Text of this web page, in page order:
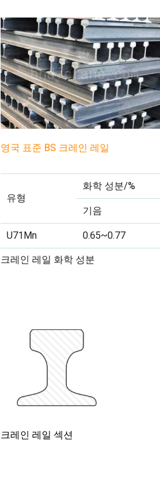
영국 표준 BS 크레인 레일
유형
화학 성분/%
기음
U71Mn
0.65~0.77
크레인 레일 화학 성분
크레인 레일 섹션